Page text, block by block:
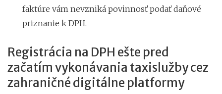
faktúre vám nevzniká povinnosť podať daňové
priznanie k DPH.
Registrácia na DPH ešte pred
začatím vykonávania taxislužby cez
zahraničné digitálne platformy